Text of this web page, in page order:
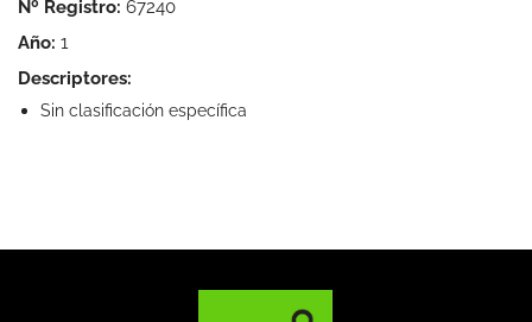
Nº Registro: 67240
Año: 1
Descriptores:
Sin clasificación específica